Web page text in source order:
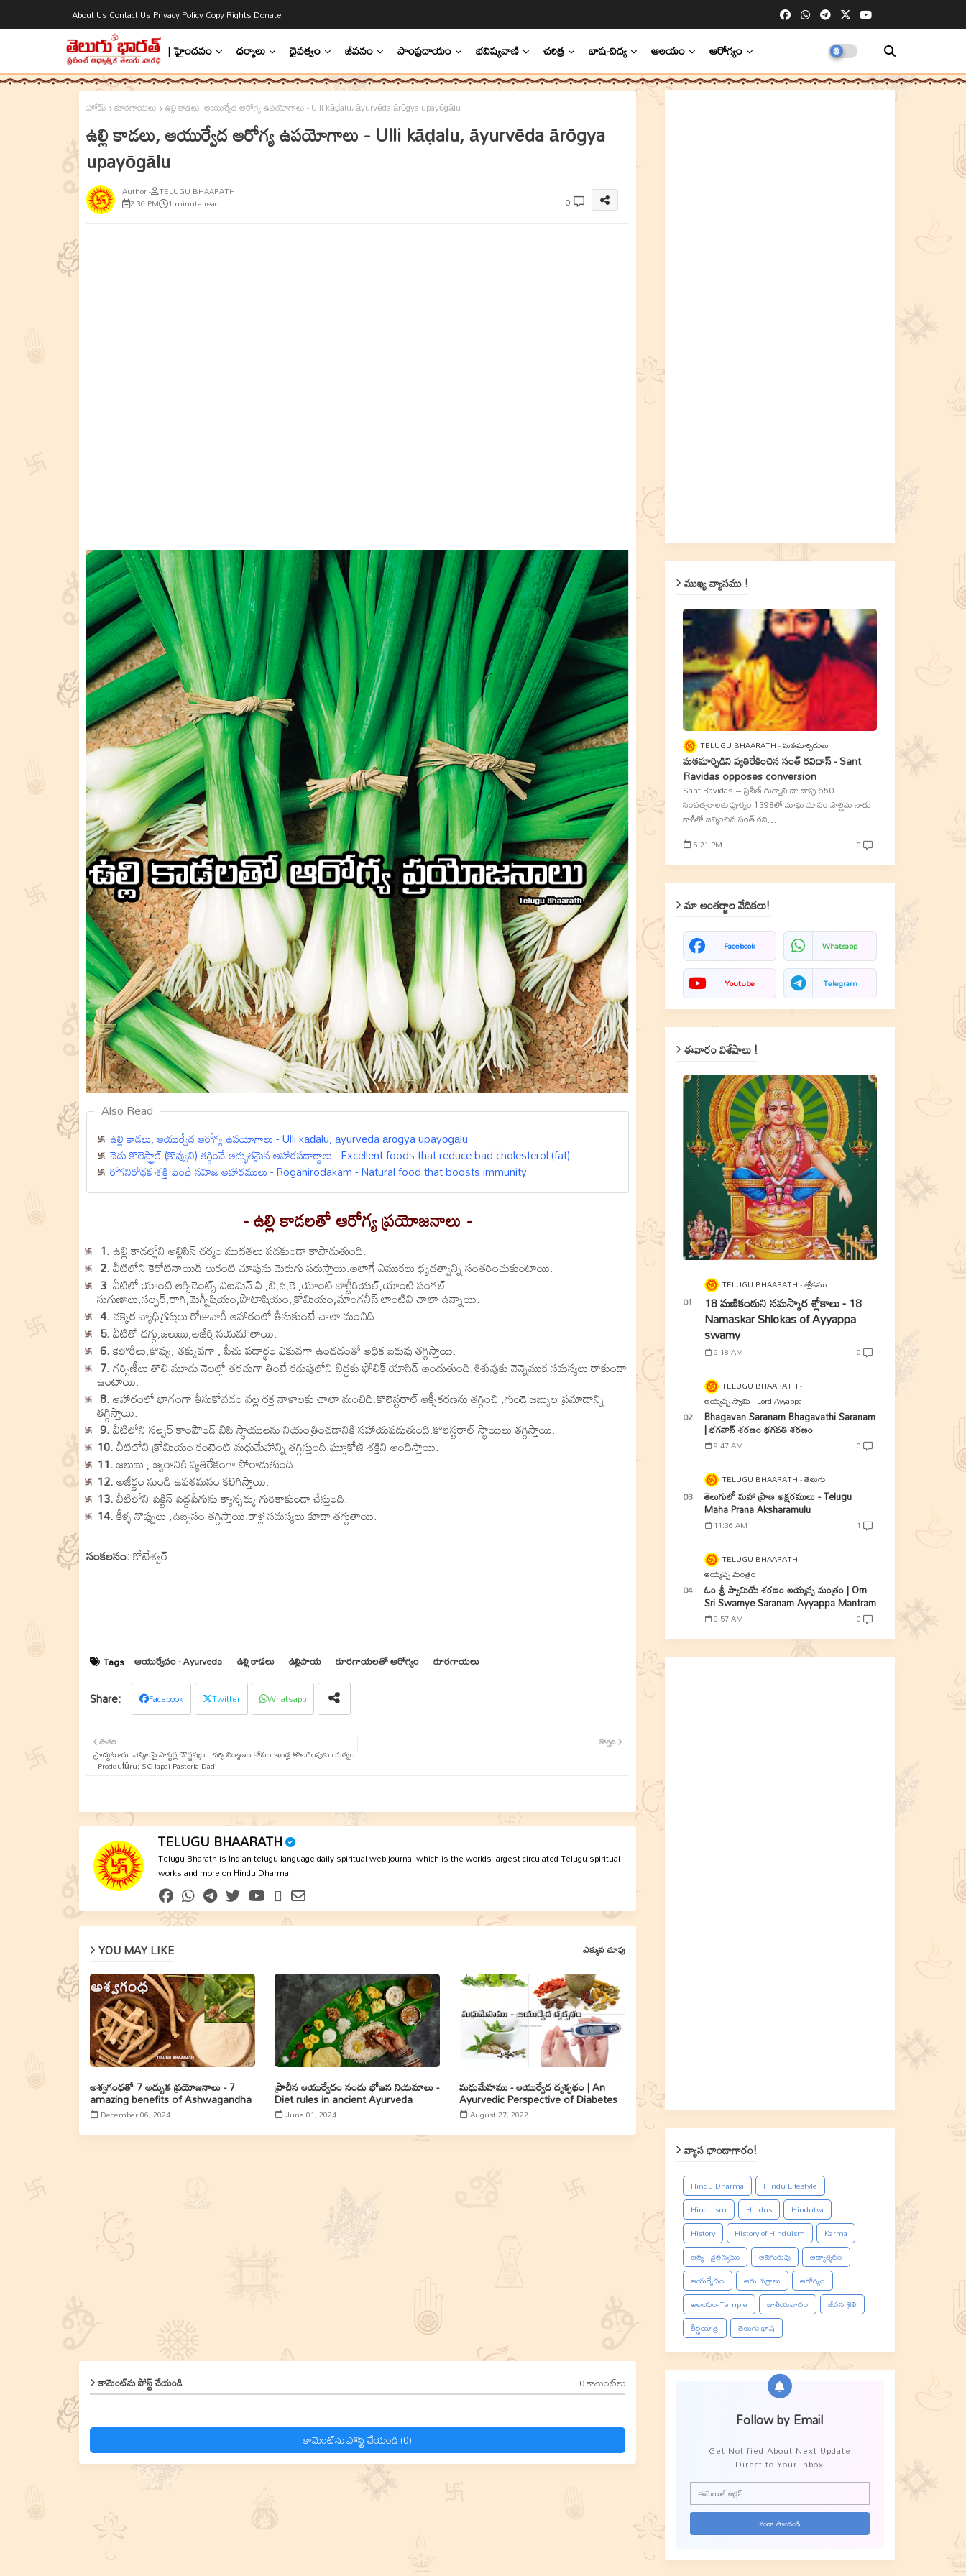
About Us Contact Us Privacy PolicyCopy Rights Donate
| హైందవం ధర్మాలు దైవత్వం జీవనం సాంప్రదాయం భవిష్యవాణి చరిత్ర భాష-విద్య ఆలయం ఆరోగ్యం
హోమ్ కూరగాయలు ఉల్లి కాడలు, ఆయుర్వేద ఆరోగ్య ఉపయోగాలు - Ulli kāḍalu, āyurvēda ārōgya upayōgālu
ఉల్లి కాడలు, ఆయుర్వేద ఆరోగ్య ఉపయోగాలు - Ulli kāḍalu, āyurvēda ārōgya
upayōgālu
TELUGU BHAARATH
2:36 PM 1 minute read 0
Also Read
ఉల్లి కాడలు, ఆయుర్వేద ఆరోగ్య ఉపయోగాలు - Ulli kāḍalu, āyurvēda ārōgya upayōgālu
చెడు కొలెస్ట్రాల్ (కొవ్వుని) తగ్గించే అద్భుతమైన ఆహారపదార్ధాలు - Excellent foods that reduce bad cholesterol (fat)
రోగనిరోధక శక్తి పెంచే సహజ ఆహారములు - Roganirodakam - Natural food that boosts immunity
- ఉల్లి కాడలతో ఆరోగ్య ప్రయోజనాలు -
1.ఉల్లి కాడల్లోని అల్లిసిన్ చర్మం ముదతలు పడకుండా కాపాడుతుంది.
2.వీటిలోని కెరోటినాయిడ్ లుకంటి చూపును మెరుగు పరుస్తాయి.అలాగే ఎముకలు ధృఢత్వాన్ని సంతరించుకుంటాయి.
3. వీటిలో యాంటి ఆక్సిడెంట్స్ విటమిన్ ఏ ,బి,సి,కె ,యాంటి బాక్టీరియల్,యాంటి ఫంగల్
సుగుణాలు,సల్ఫర్,రాగి,మెగ్నీషియం,పొటాషియం,క్రోమియం,మాంగనీస్ లాంటివి చాలా ఉన్నాయి.
4.చక్కెర వ్యాధిగ్రస్తులు రోజువారీ ఆహారంలో తీసుకుంటే చాలా మంచిది.
5.వీటితో దగ్గు,జలుబు,అజీర్తి నయమౌతాయి.
6.కెలొరీలు,కొవ్వు, తక్కువగా , పీచు పదార్థం ఎకువగా ఉండడంతో అధిక బరువు తగ్గిస్తాయి.
7.గర్భిణీలు తొలి మూడు నెలల్లో తరచుగా తింటే కడుపులోని బిడ్డకు ఫోలిక్ యాసిడ్ అందుతుంది.శిశువుకు వెన్నెముక సమస్యలు రాకుండా
ఉంటాయి.
8.ఆహారంలో భాగంగా తీసుకోవడం వల్ల రక్త నాళాలకు చాలా మంచిది.కొలెస్టరాల్ ఆక్సీకరణను తగ్గించి ,గుండె జబ్బుల ప్రమాదాన్ని
తగ్గిస్తాయి.
9.వీటిలోని సల్ఫర్ కాంపౌండ్ బిపి స్థాయులను నియంత్రించడానికి సహాయపడుతుంది.కొలెస్టరాల్ స్థాయిలు తగ్గిస్తాయి.
10.వీటిలోని క్రోమియం కంటెంట్ మధుమేహాన్ని తగ్గిస్తుంది.ఘ్లూకోజ్ శక్తిని అందిస్తాయి.
11.జలుబు , జ్వరానికి వ్యతిరేకంగా పోరాడుతుంది.
12.అజీర్ణం నుండి ఉపశమనం కలిగిస్తాయి.
13.వీటిలోని పెక్టిన్ పెద్దపేగును క్యాన్సర్కు గురికాకుండా చేస్తుంది.
14.కీళ్ళ నొప్పులు ,ఉబ్బసం తగ్గిస్తాయి.కాళ్ల సమస్యలు కూడా తగ్గుతాయి.
సంకలనం:కోటేశ్వర్
Tags ఆయుర్వేదం - Ayurveda ఉల్లి కాడలు ఉల్లిపాయ కూరగాయలతో ఆరోగ్యం కూరగాయలు
Facebook Twitter Whatsapp
కొత్తది
పాతది
ప్రొద్దుటూరు: ఎస్సిలపై పాస్టర్ల దౌర్జన్యం.. చర్చి నిర్మాణం కోసం ఇండ్ల తొలగింపుకు యత్నం
- Prodduṭūru: SC lapai Pastorla Dadi
TELUGU BHAARATH
Telugu Bharath is Indian telugu language daily spiritual web journal which is the worlds largest circulated Telugu spiritual
works and more on Hindu Dharma.
YOU MAY LIKE ఎక్కువ చూపు
అశ్వ‌గంధ‌తో 7 అద్భుత‌ ప్ర‌యోజ‌నాలు - 7
amazing benefits of Ashwagandha
December 06, 2024
ప్రాచీన ఆయుర్వేదం నందు భోజన నియమాలు -
Diet rules in ancient Ayurveda
June 01, 2024
మధుమేహము - ఆయుర్వేద దృక్పథం | An
Ayurvedic Perspective of Diabetes
August 27, 2022
కామెంట్‌ను పోస్ట్ చేయండి 0 కామెంట్‌లు
కామెంట్‌ను పోస్ట్ చేయండి (0)
ముఖ్య వ్యాసము !
TELUGU BHAARATH మతమార్పిడులు
మతమార్పిడిని వ్యతిరేకించిన సంత్‌ రవిదాస్‌ - Sant
Ravidas opposes conversion
Sant Ravidas – ప్రవీణ్‌ గుగ్నాని దా దాపు 650
సంవత్సరాలకు పూర్వం 1398లో మాఘ మాసం పౌర్ణిమ నాడు
కాశీలో జన్మించిన సంత్‌ రవి…
6:21 PM 0
మా అంతర్జాల వేదికలు!
Facebook Whatsapp
Youtube Telegram
ఈవారం విశేషాలు !
TELUGU BHAARATH శ్లోకము
18 మణికంఠుని నమస్కార శ్లోకాలు - 18
Namaskar Shlokas of Ayyappa
swamy
9:18 AM 0
TELUGU BHAARATH
అయ్యప్ప స్వామి - Lord Ayyappa
Bhagavan Saranam Bhagavathi Saranam
| భగవాన్ శరణం భగవతి శరణం
9:47 AM 0
TELUGU BHAARATH తెలుగు
తెలుగులో మహా ప్రాణ అక్షరములు - Telugu
Maha Prana Aksharamulu
11:36 AM 1
TELUGU BHAARATH
అయ్యప్ప మంత్రం
ఓం శ్రీ స్వామియే శరణం అయ్యప్ప మంత్రం | Om
Sri Swamye Saranam Ayyappa Mantram
8:57 AM 0
వ్యాస భాండాగారం!
Hindu Dharma
Hindu Lifestyle
Hinduism
Hindus
Hindutva
History
History of Hinduism
Karma
ఆత్మ - చైతన్యము
ఆదిగురువు
ఆధ్యాత్మికం
ఆయర్వేదం
ఆరు చక్రాలు
ఆరోగ్యం
ఆలయం-Temple
జాతీయవాదం
జీవన శైలి
తీర్థయాత్ర
తెలుగు భాష
Follow by Email
Get Notified About Next Update
Direct to Your inbox